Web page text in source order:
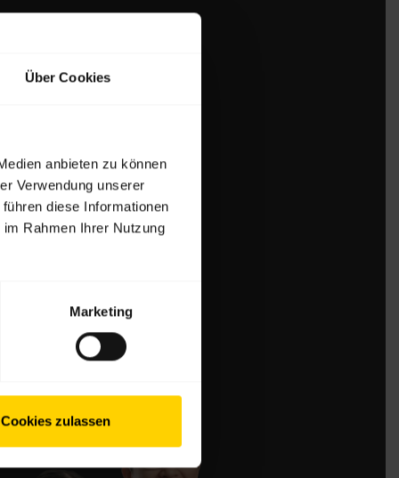
Über Cookies
anbieten zu können
Verwendung unserer
diese Informationen
Rahmen Ihrer Nutzung
Marketing
Cookies zulassen